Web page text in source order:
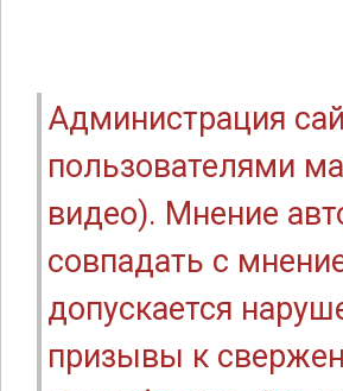
Администрация
пользователями
видео). Мнение
совпадать с
допускается
призывы к